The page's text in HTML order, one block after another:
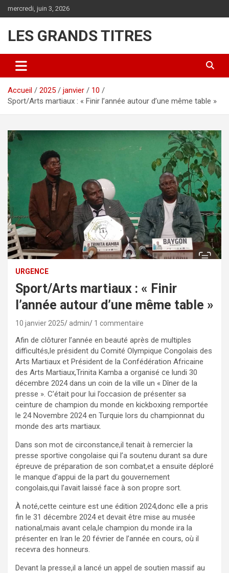
au
mercredi, juin 3, 2026
LES GRANDS TITRES
Accueil 2025 janvier
10
Sport/Arts martiaux : « Finir l’année autour d’une même table »
URGENCE
Sport/Arts martiaux : « Finir
l’année autour d’une même table »
10 janvier 2025 admin 1 commentaire
Afin de clôturer l’année en beauté après de multiples
difficultés,le président du Comité Olympique Congolais des
Arts Martiaux et Président de la Confédération Africaine
des Arts Martiaux,Trinita Kamba a organisé ce lundi 30
décembre 2024 dans un coin de la ville un « Dîner de la
presse ». C’était pour lui l’occasion de présenter sa
ceinture de champion du monde en kickboxing remportée
le 24 Novembre 2024 en Turquie lors du championnat du
monde des arts martiaux.
Dans son mot de circonstance,il tenait à remercier la
presse sportive congolaise qui l’a soutenu durant sa dure
épreuve de préparation de son combat,et a ensuite déploré
le manque d’appui de la part du gouvernement
congolais,qui l’avait laissé face à son propre sort.
À noté,cette ceinture est une édition 2024,donc elle a pris
fin le 31 décembre 2024 et devait être mise au musée
national,mais avant cela,le champion du monde ira la
présenter en Iran le 20 février de l’année en cours, où il
recevra des honneurs.
Devant la presse,il a lancé un appel de soutien massif au